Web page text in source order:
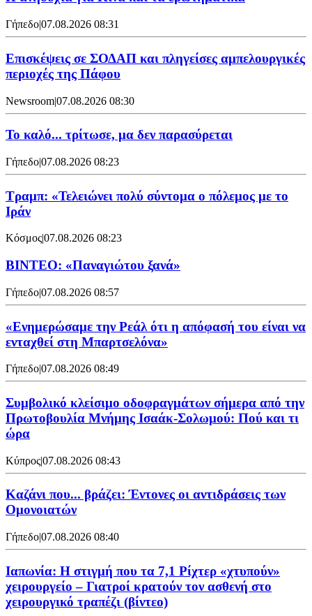
Γήπεδο|07.08.2026 08:31
Επισκέψεις σε ΣΟΔΑΠ και πληγείσες αμπελουργικές
περιοχές της Πάφου
Newsroom|07.08.2026 08:30
Το καλό... τρίτωσε, μα δεν παρασύρεται
Γήπεδο|07.08.2026 08:23
Τραμπ: «Τελειώνει πολύ σύντομα ο πόλεμος με το
Ιράν
Κόσμος|07.08.2026 08:23
ΒΙΝΤΕΟ: «Παναγιώτου ξανά»
Γήπεδο|07.08.2026 08:57
«Ενημερώσαμε την Ρεάλ ότι η απόφασή του είναι να
ενταχθεί στη Μπαρτσελόνα»
Γήπεδο|07.08.2026 08:49
Συμβολικό κλείσιμο οδοφραγμάτων σήμερα από την
Πρωτοβουλία Μνήμης Ισαάκ-Σολωμού: Πού και τι
ώρα
Κύπρος|07.08.2026 08:43
Καζάνι που... βράζει: Έντονες οι αντιδράσεις των
Ομονοιατών
Γήπεδο|07.08.2026 08:40
Ιαπωνία: Η στιγμή που τα 7,1 Ρίχτερ «χτυπούν»
χειρουργείο – Γιατροί κρατούν τον ασθενή στο
χειρουργικό τραπέζι (βίντεο)